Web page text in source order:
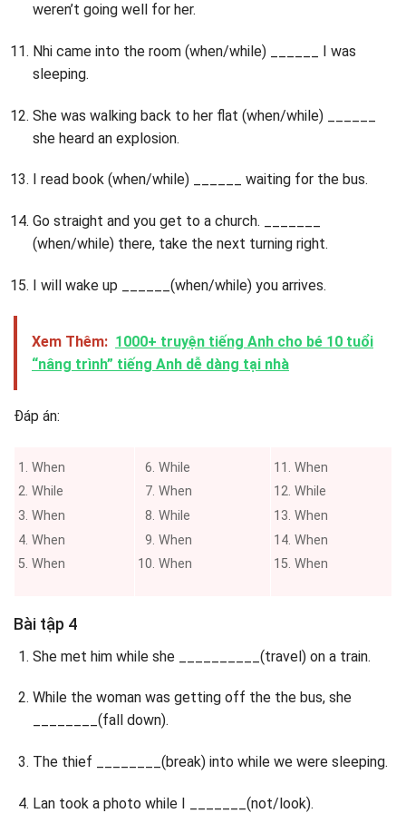
weren’t going well for her.
Nhi came into the room (when/while) ______ I was
sleeping.
She was walking back to her flat (when/while) ______
she heard an explosion.
I read book (when/while) ______ waiting for the bus.
Go straight and you get to a church. _______
(when/while) there, take the next turning right.
I will wake up ______(when/while) you arrives.
Xem Thêm: 1000+ truyện tiếng Anh cho bé 10 tuổi
“nâng trình” tiếng Anh dễ dàng tại nhà
Đáp án:
When
While
When
When
When
While
When
While
When
When
When
While
When
When
When
Bài tập 4
She met him while she __________(travel) on a train.
While the woman was getting off the the bus, she
________(fall down).
The thief ________(break) into while we were sleeping.
Lan took a photo while I _______(not/look).